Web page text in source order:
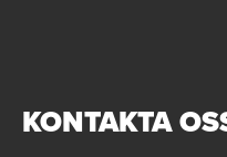
KONTAKTA